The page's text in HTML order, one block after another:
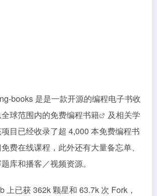
books 是是一款开源的编程电子书收
球范围内的免费编程书籍
及相关学
目已经收录了超 4,000 本免费编程书
费在线课程，此外还有大量备忘单、
库和播客／视频资源。
上已获 362k 颗星和 63.7k 次 Fork，